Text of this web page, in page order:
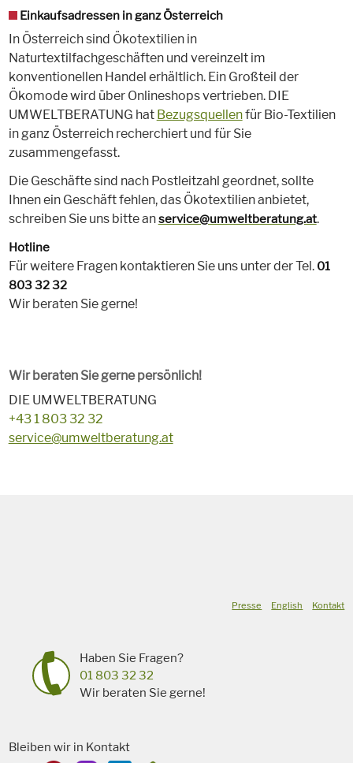
Einkaufsadressen in ganz Österreich
In Österreich sind Ökotextilien in
Naturtextilfachgeschäften und vereinzelt im
konventionellen Handel erhältlich. Ein Großteil der
Ökomode wird über Onlineshops vertrieben. DIE
UMWELTBERATUNG hat Bezugsquellenfür Bio-Textilien
in ganz Österreich recherchiert und für Sie
zusammengefasst.
Die Geschäfte sind nach Postleitzahl geordnet, sollte
Ihnen ein Geschäft fehlen, das Ökotextilien anbietet,
schreiben Sie uns bitte anservice@umweltberatung.at.
Hotline
Für weitere Fragen kontaktieren Sie uns unter der Tel. 01
803 32 32
Wir beraten Sie gerne!
Wir beraten Sie gerne persönlich!
DIE UMWELTBERATUNG
+43 1 803 32 32
service@umweltberatung.at
Presse English Kontakt
Haben Sie Fragen?
01 803 32 32
Wir beraten Sie gerne!
Bleiben wir in Kontakt